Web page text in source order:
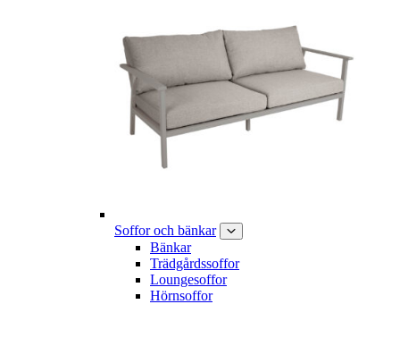
Soffor och bänkar
Bänkar
Trädgårdssoffor
Loungesoffor
Hörnsoffor